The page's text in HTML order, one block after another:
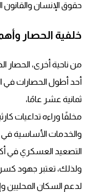
حقوق الإنسان والقانون
خلفية الحصار
من ناحية أخرى، الحصار
أحد أطول الحصارات في
ثمانية عشر عامًا،
مخلفًا وراءه تداعيات
والخدمات الأساسية في
التصعيد العسكري في أكتوبر
ولذلك، تعتبر جهود
لدعم السكان المحليين